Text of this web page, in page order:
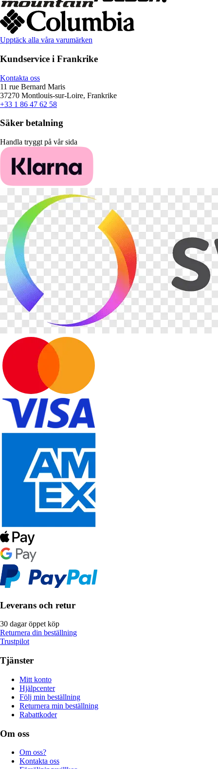
Upptäck alla våra varumärken
Kundservice i Frankrike
Kontakta oss
11 rue Bernard Maris
37270 Montlouis-sur-Loire, Frankrike
+33 1 86 47 62 58
Säker betalning
Handla tryggt på vår sida
Leverans och retur
30 dagar öppet köp
Returnera din beställning
Trustpilot
Tjänster
Mitt konto
Hjälpcenter
Följ min beställning
Returnera min beställning
Rabattkoder
Om oss
Om oss?
Kontakta oss